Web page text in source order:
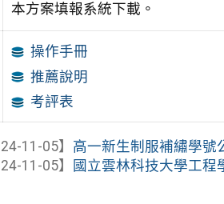
本方案填報系統下載。
操作手冊
推薦說明
考評表
11-05】 高一新生制服補繡學號
11-05】 國立雲林科技大學工程